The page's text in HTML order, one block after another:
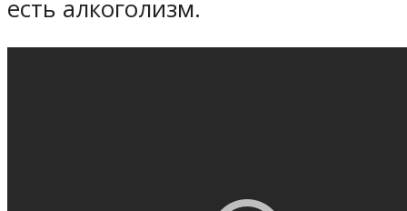
есть алкоголизм.